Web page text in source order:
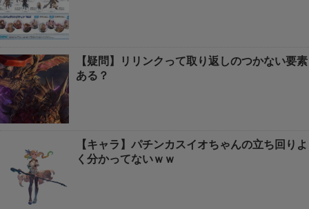
【疑問】リリンクって取り返しのつかない要素
ある？
【キャラ】パチンカスイオちゃんの立ち回りよ
く分かってないｗｗ